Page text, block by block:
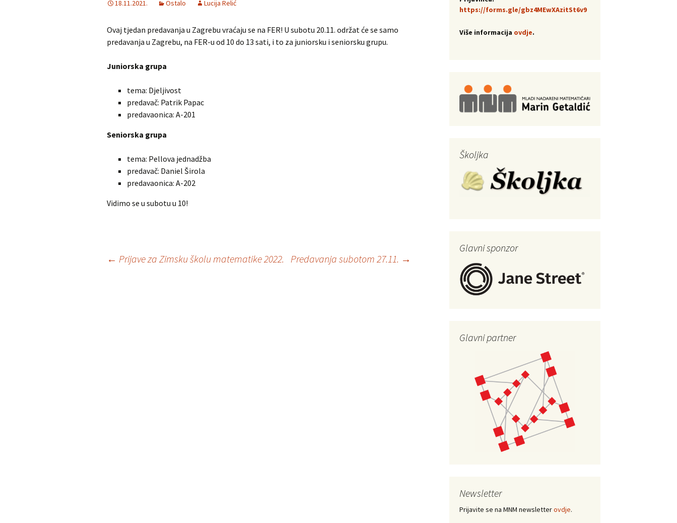
Školjka
RADDAR
Matematika i škola
Adventski matematički
kviz
Iranska geometrijska
Turnir gradova
18.11.2021. Ostalo Lucija Relić
Ovaj tjedan predavanja u Zagrebu vraćaju se na FER! U subotu 20.11. održat će se samo
predavanja u Zagrebu, na FER-u od 10 do 13 sati, i to za juniorsku i seniorsku grupu.
Juniorska grupa
tema: Djeljivost
predavač: Patrik Papac
predavaonica: A-201
Seniorska grupa
tema: Pellova jednadžba
predavač: Daniel Širola
predavaonica: A-202
Vidimo se u subotu u 10!
← Prijave za Zimsku školu matematike 2022. Predavanja subotom 27.11. →
https://forms.gle/gbz4MEwXAzitSt6v9
Više informacija ovdje.
Školjka
Glavni sponzor
Glavni partner
Newsletter
Prijavite se na MNM newsletterovdje.